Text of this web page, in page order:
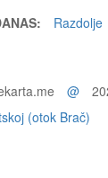
Razdolje
@
(otok Brač)